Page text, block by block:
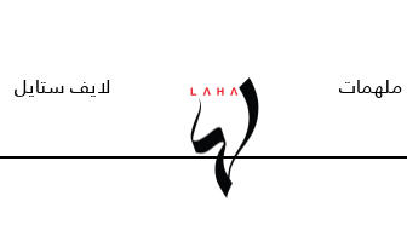
ملهمات لايف ستايل